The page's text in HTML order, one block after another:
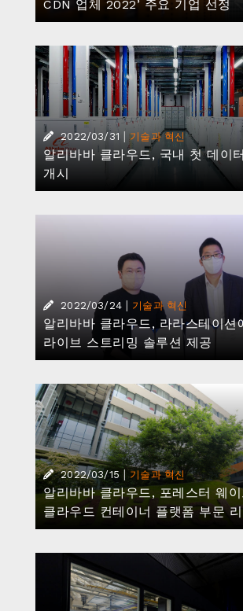
CDN 업체 2022’ 주요 기업 선정
2022/03/31 | 기술과 혁신
알리바바 클라우드, 국내 첫 데이
개시
2022/03/24 | 기술과 혁신
알리바바 클라우드, 라라스테이션
라이브 스트리밍 솔루션 제공
2022/03/15 | 기술과 혁신
알리바바 클라우드, 포레스터 웨
클라우드 컨테이너 플랫폼 부문